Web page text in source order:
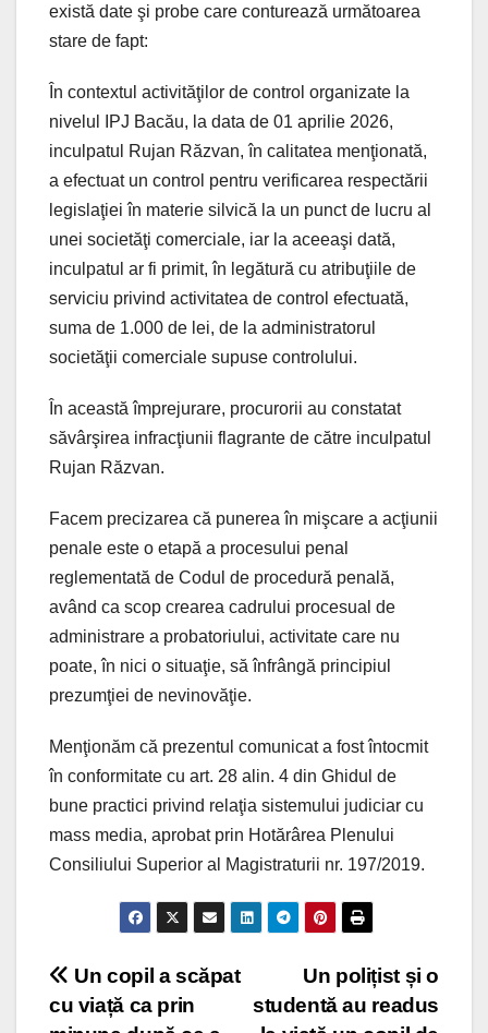
există date şi probe care conturează următoarea
stare de fapt:
În contextul activităţilor de control organizate la
nivelul IPJ Bacău, la data de 01 aprilie 2026,
inculpatul Rujan Răzvan, în calitatea menţionată,
a efectuat un control pentru verificarea respectării
legislaţiei în materie silvică la un punct de lucru al
unei societăţi comerciale, iar la aceeaşi dată,
inculpatul ar fi primit, în legătură cu atribuţiile de
serviciu privind activitatea de control efectuată,
suma de 1.000 de lei, de la administratorul
societăţii comerciale supuse controlului.
În această împrejurare, procurorii au constatat
săvârşirea infracţiunii flagrante de către inculpatul
Rujan Răzvan.
Facem precizarea că punerea în mişcare a acţiunii
penale este o etapă a procesului penal
reglementată de Codul de procedură penală,
având ca scop crearea cadrului procesual de
administrare a probatoriului, activitate care nu
poate, în nici o situaţie, să înfrângă principiul
prezumţiei de nevinovăţie.
Menţionăm că prezentul comunicat a fost întocmit
în conformitate cu art. 28 alin. 4 din Ghidul de
bune practici privind relaţia sistemului judiciar cu
mass media, aprobat prin Hotărârea Plenului
Consiliului Superior al Magistraturii nr. 197/2019.
Post
Un polițist și o
studentă au readus
Un copil a scăpat
cu viață ca prin